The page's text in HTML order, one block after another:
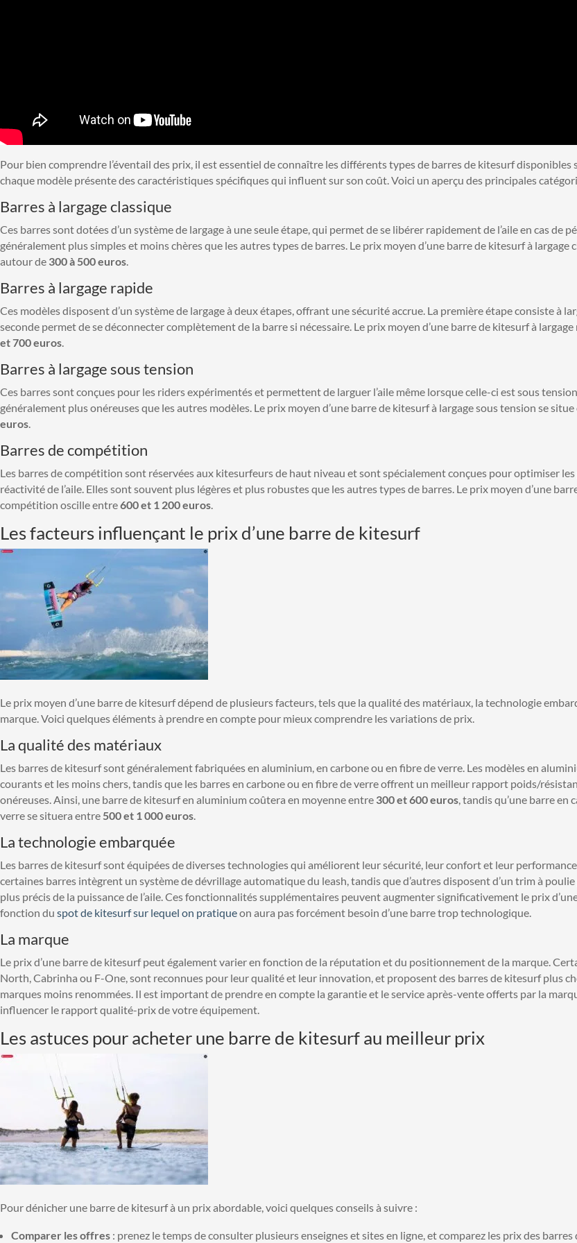
Pour bien comprendre l’éventail des prix, il est essentiel de connaître les différents types de barres de kitesurf disponibles
chaque modèle présente des caractéristiques spécifiques qui influent sur son coût. Voici un aperçu des principales
Barres à largage classique
Ces barres sont dotées d’un système de largage à une seule étape, qui permet de se libérer rapidement de l’aile en cas de
généralement plus simples et moins chères que les autres types de barres. Le prix moyen d’une barre de kitesurf à largage
autour de 300 à 500 euros.
Barres à largage rapide
Ces modèles disposent d’un système de largage à deux étapes, offrant une sécurité accrue. La première étape consiste à
seconde permet de se déconnecter complètement de la barre si nécessaire. Le prix moyen d’une barre de kitesurf à
et 700 euros.
Barres à largage sous tension
Ces barres sont conçues pour les riders expérimentés et permettent de larguer l’aile même lorsque celle-ci est sous
généralement plus onéreuses que les autres modèles. Le prix moyen d’une barre de kitesurf à largage sous tension se
euros.
Barres de compétition
Les barres de compétition sont réservées aux kitesurfeurs de haut niveau et sont spécialement conçues pour optimiser
réactivité de l’aile. Elles sont souvent plus légères et plus robustes que les autres types de barres. Le prix moyen d’une
compétition oscille entre600 et 1 200 euros.
Les facteurs influençant le prix d’une barre de kitesurf
Le prix moyen d’une barre de kitesurf dépend de plusieurs facteurs, tels que la qualité des matériaux, la technologie
marque. Voici quelques éléments à prendre en compte pour mieux comprendre les variations de prix.
La qualité des matériaux
Les barres de kitesurf sont généralement fabriquées en aluminium, en carbone ou en fibre de verre. Les modèles en
courants et les moins chers, tandis que les barres en carbone ou en fibre de verre offrent un meilleur rapport poids/
onéreuses. Ainsi, une barre de kitesurf en aluminium coûtera en moyenne entre 300 et 600 euros, tandis qu’une barre en
verre se situera entre 500 et 1 000 euros.
La technologie embarquée
Les barres de kitesurf sont équipées de diverses technologies qui améliorent leur sécurité, leur confort et leur
certaines barres intègrent un système de dévrillage automatique du leash, tandis que d’autres disposent d’un trim à
plus précis de la puissance de l’aile. Ces fonctionnalités supplémentaires peuvent augmenter significativement le prix
fonction du spot de kitesurf sur lequel on pratiqueon aura pas forcément besoin d’une barre trop technologique.
La marque
Le prix d’une barre de kitesurf peut également varier en fonction de la réputation et du positionnement de la marque.
North, Cabrinha ou F-One, sont reconnues pour leur qualité et leur innovation, et proposent des barres de kitesurf plus
marques moins renommées. Il est important de prendre en compte la garantie et le service après-vente offerts par la
influencer le rapport qualité-prix de votre équipement.
Les astuces pour acheter une barre de kitesurf au meilleur prix
Pour dénicher une barre de kitesurf à un prix abordable, voici quelques conseils à suivre :
Comparer les offres : prenez le temps de consulter plusieurs enseignes et sites en ligne, et comparez les prix des